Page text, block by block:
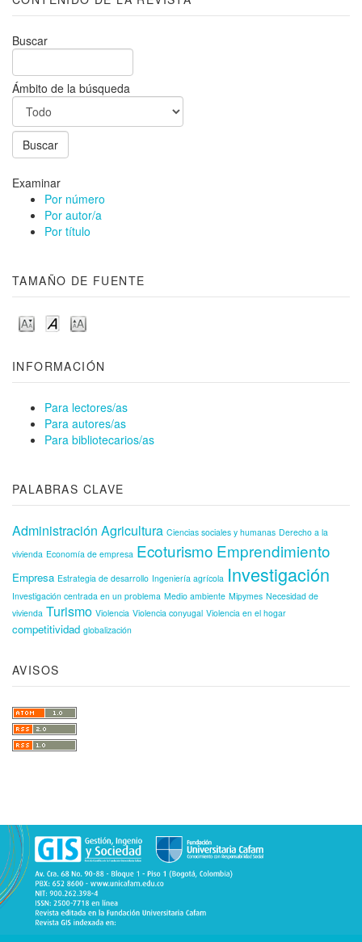
Buscar
Ámbito de la búsqueda
Examinar
Por número
Por autor/a
Por título
TAMAÑO DE FUENTE
INFORMACIÓN
Para lectores/as
Para autores/as
Para bibliotecarios/as
PALABRAS CLAVE
Administración Agricultura Ciencias sociales y humanas Derecho a la
vivienda Economía de empresa Ecoturismo Emprendimiento
Empresa Estrategia de desarrollo Ingeniería agrícola Investigación
Investigación centrada en un problema Medio ambiente Mipymes Necesidad de
vivienda Turismo Violencia Violencia conyugal Violencia en el hogar
competitividad globalización
AVISOS